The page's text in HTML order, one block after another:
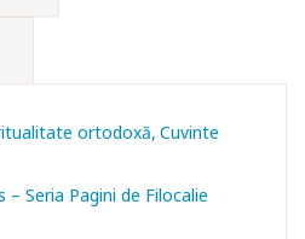
ortodoxă Cuvinte
– Seria Pagini de Filocalie